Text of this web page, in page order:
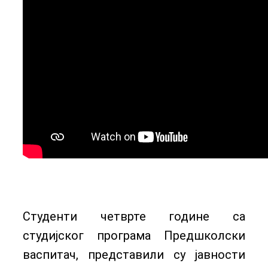
Студенти четврте године са
студијског програма Предшколски
васпитач, представили су јавности